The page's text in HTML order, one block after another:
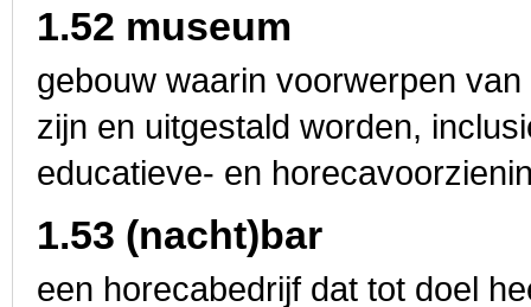
1.52 museum
gebouw waarin voorwerpen
zijn en uitgestald worden,
educatieve- en
1.53 (nacht)bar
een horecabedrijf dat tot doel